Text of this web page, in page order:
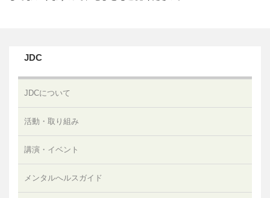
JDC
JDCについて
活動・取り組み
講演・イベント
メンタルへルスガイド